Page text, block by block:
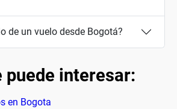
de un vuelo desde Bogotá?
puede interesar:
en Bogota